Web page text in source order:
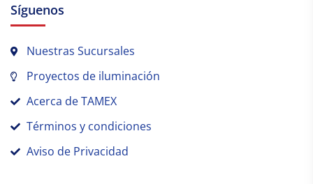
Síguenos
Nuestras Sucursales
Proyectos de iluminación
Acerca de TAMEX
Términos y condiciones
Aviso de Privacidad